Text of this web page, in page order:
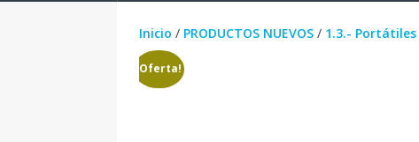
Inicio / PRODUCTOS NUEVOS / 1.3.- Portátiles
¡Oferta!